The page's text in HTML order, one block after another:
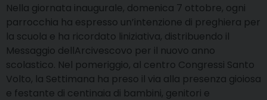
Nella giornata inaugurale, domenica 7 ottobre, ogni
parrocchia ha espresso un’intenzione di preghiera per
la scuola e ha ricordato liniziativa, distribuendo il
Messaggio dellArcivescovo per il nuovo anno
scolastico. Nel pomeriggio, al centro Congressi Santo
Volto, la Settimana ha preso il via alla presenza gioiosa
e festante di centinaia di bambini, genitori e